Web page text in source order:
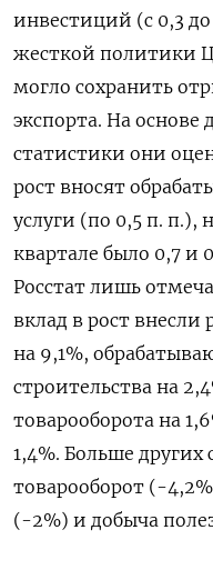
инвестиций (с 0,3
жесткой политики
могло сохранить
экспорта. На основе
статистики они
рост вносят
услуги (по 0,5 п. п.),
квартале было 0,7 и
Росстат лишь
вклад в рост
на 9,1%,
строительства на
товарооборота на
1,4%. Больше
товарооборот (-
(-2%) и добыча